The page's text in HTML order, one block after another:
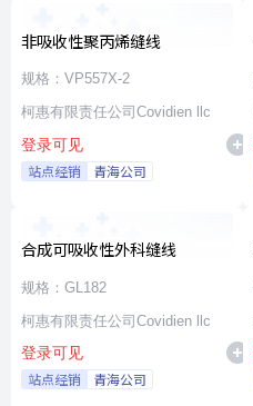
非吸收性聚丙烯缝线
规格：VP557X-2
柯惠有限责任公司Covidien llc
登录可见
站点经销 青海公司
合成可吸收性外科缝线
规格：GL182
柯惠有限责任公司Covidien llc
登录可见
站点经销 青海公司